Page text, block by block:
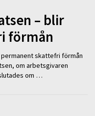
– blir
förmån
skattefri förmån
om arbetsgivaren
om …